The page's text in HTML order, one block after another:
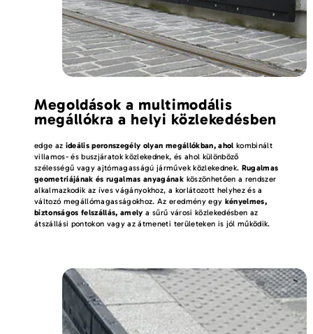
Megoldások a multimodális
megállókra a helyi közlekedésben
edge az ideális peronszegély olyan megállókban, ahol kombinált
villamos- és buszjáratok közlekednek, és ahol különböző
szélességű vagy ajtómagasságú járművek közlekednek. Rugalmas
geometriájának és rugalmas anyagának köszönhetően a rendszer
alkalmazkodik az íves vágányokhoz, a korlátozott helyhez és a
változó megállómagasságokhoz. Az eredmény egy kényelmes,
biztonságos felszállás, amely a sűrű városi közlekedésben az
átszállási pontokon vagy az átmeneti területeken is jól működik.